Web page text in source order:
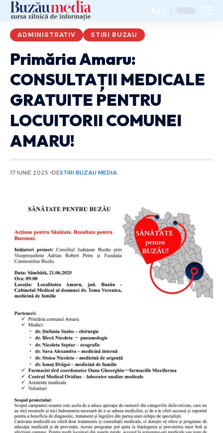
Aa
ADMINISTRATIV STIRI BUZAU
Primăria Amaru:
CONSULTAȚII MEDICALE
GRATUITE PENTRU
LOCUITORII COMUNEI
AMARU!
17 IUNIE 2025 DESTIRI BUZAU MEDIA